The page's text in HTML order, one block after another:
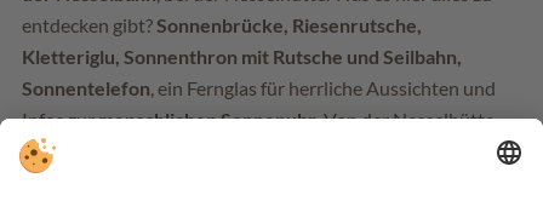
entdecken gibt?Sonnenbrücke, Riesenrutsche,
Kletteriglu, Sonnenthron mit Rutsche und Seilbahn,
Sonnentelefon, ein Fernglas für herrliche Aussichten und
Infos zurmenschlichen Sonnenuhr. Von der Nesselhütte
sind es gerade mal 20 min bis zur Gitschhütte, wo es